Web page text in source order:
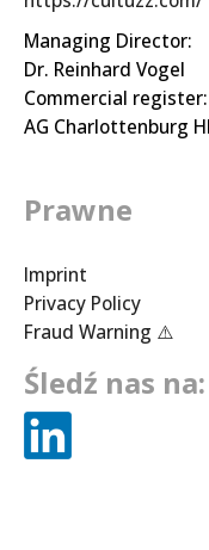
Managing Director:
Dr. Reinhard Vogel
Commercial register:
AG Charlottenburg
Prawne
Imprint
Privacy Policy
Fraud Warning ⚠️
Śledź nas na: